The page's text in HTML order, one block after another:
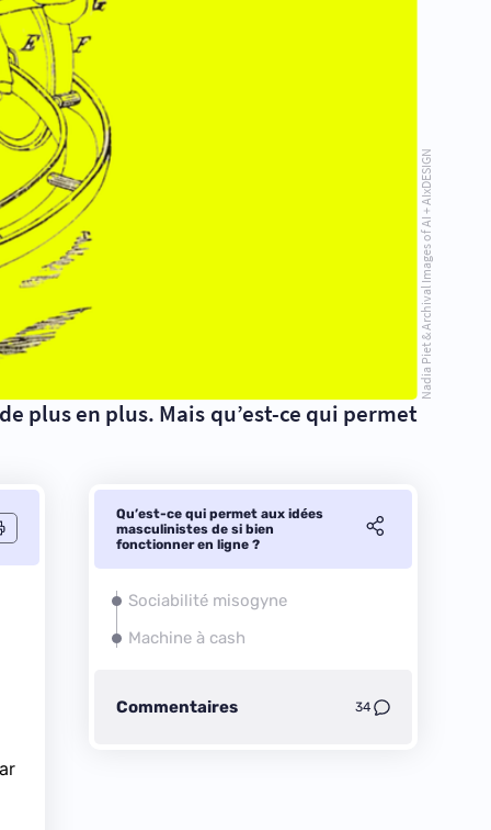
Nadia Piet & Archival Images of AI + AIxDESIGN
plus en plus. Mais qu’est-ce qui permet
Qu’est-ce qui permet aux idées
masculinistes de si bien
fonctionner en ligne ?
Sociabilité misogyne
Machine à cash
Commentaires 34